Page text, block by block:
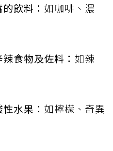
飲料： 如咖啡、濃
食物及佐料： 如辣
水果： 如檸檬、奇異